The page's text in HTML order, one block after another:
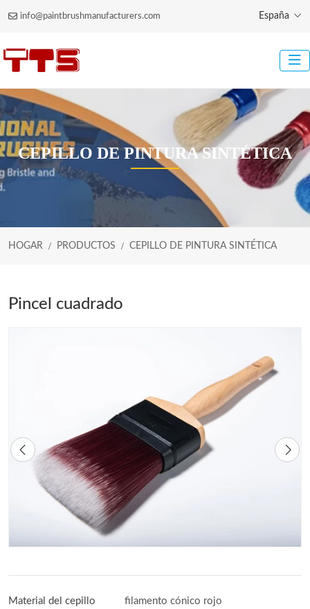
info@paintbrushmanufacturers.com España
CEPILLO DE PINTURA SINTÉTICA
HOGAR PRODUCTOS CEPILLO DE PINTURA SINTÉTICA
Pincel cuadrado
Material del cepillo filamento cónico rojo